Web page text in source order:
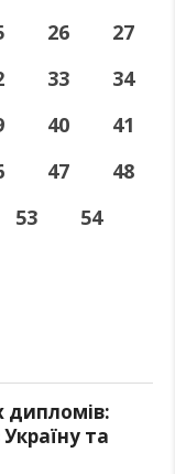
26
27
33
34
40
41
47
48
53
54
дипломів:
та